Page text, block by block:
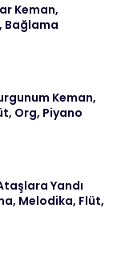
Keman,
Bağlama
Keman,
Org, Piyano
Yandı
Melodika, Flüt,